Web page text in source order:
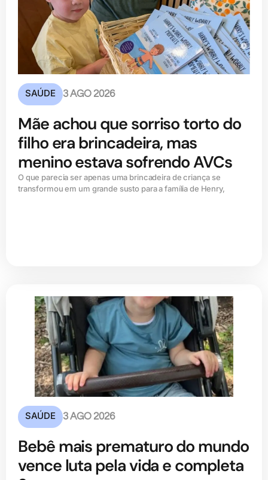
SAÚDE 3 AGO 2026
Mãe achou que sorriso torto do
filho era brincadeira, mas
menino estava sofrendo AVCs
O que parecia ser apenas uma brincadeira de criança se
transformou em um grande susto para a família de Henry,
SAÚDE 3 AGO 2026
Bebê mais prematuro do mundo
vence luta pela vida e completa